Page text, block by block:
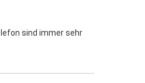
sind immer sehr